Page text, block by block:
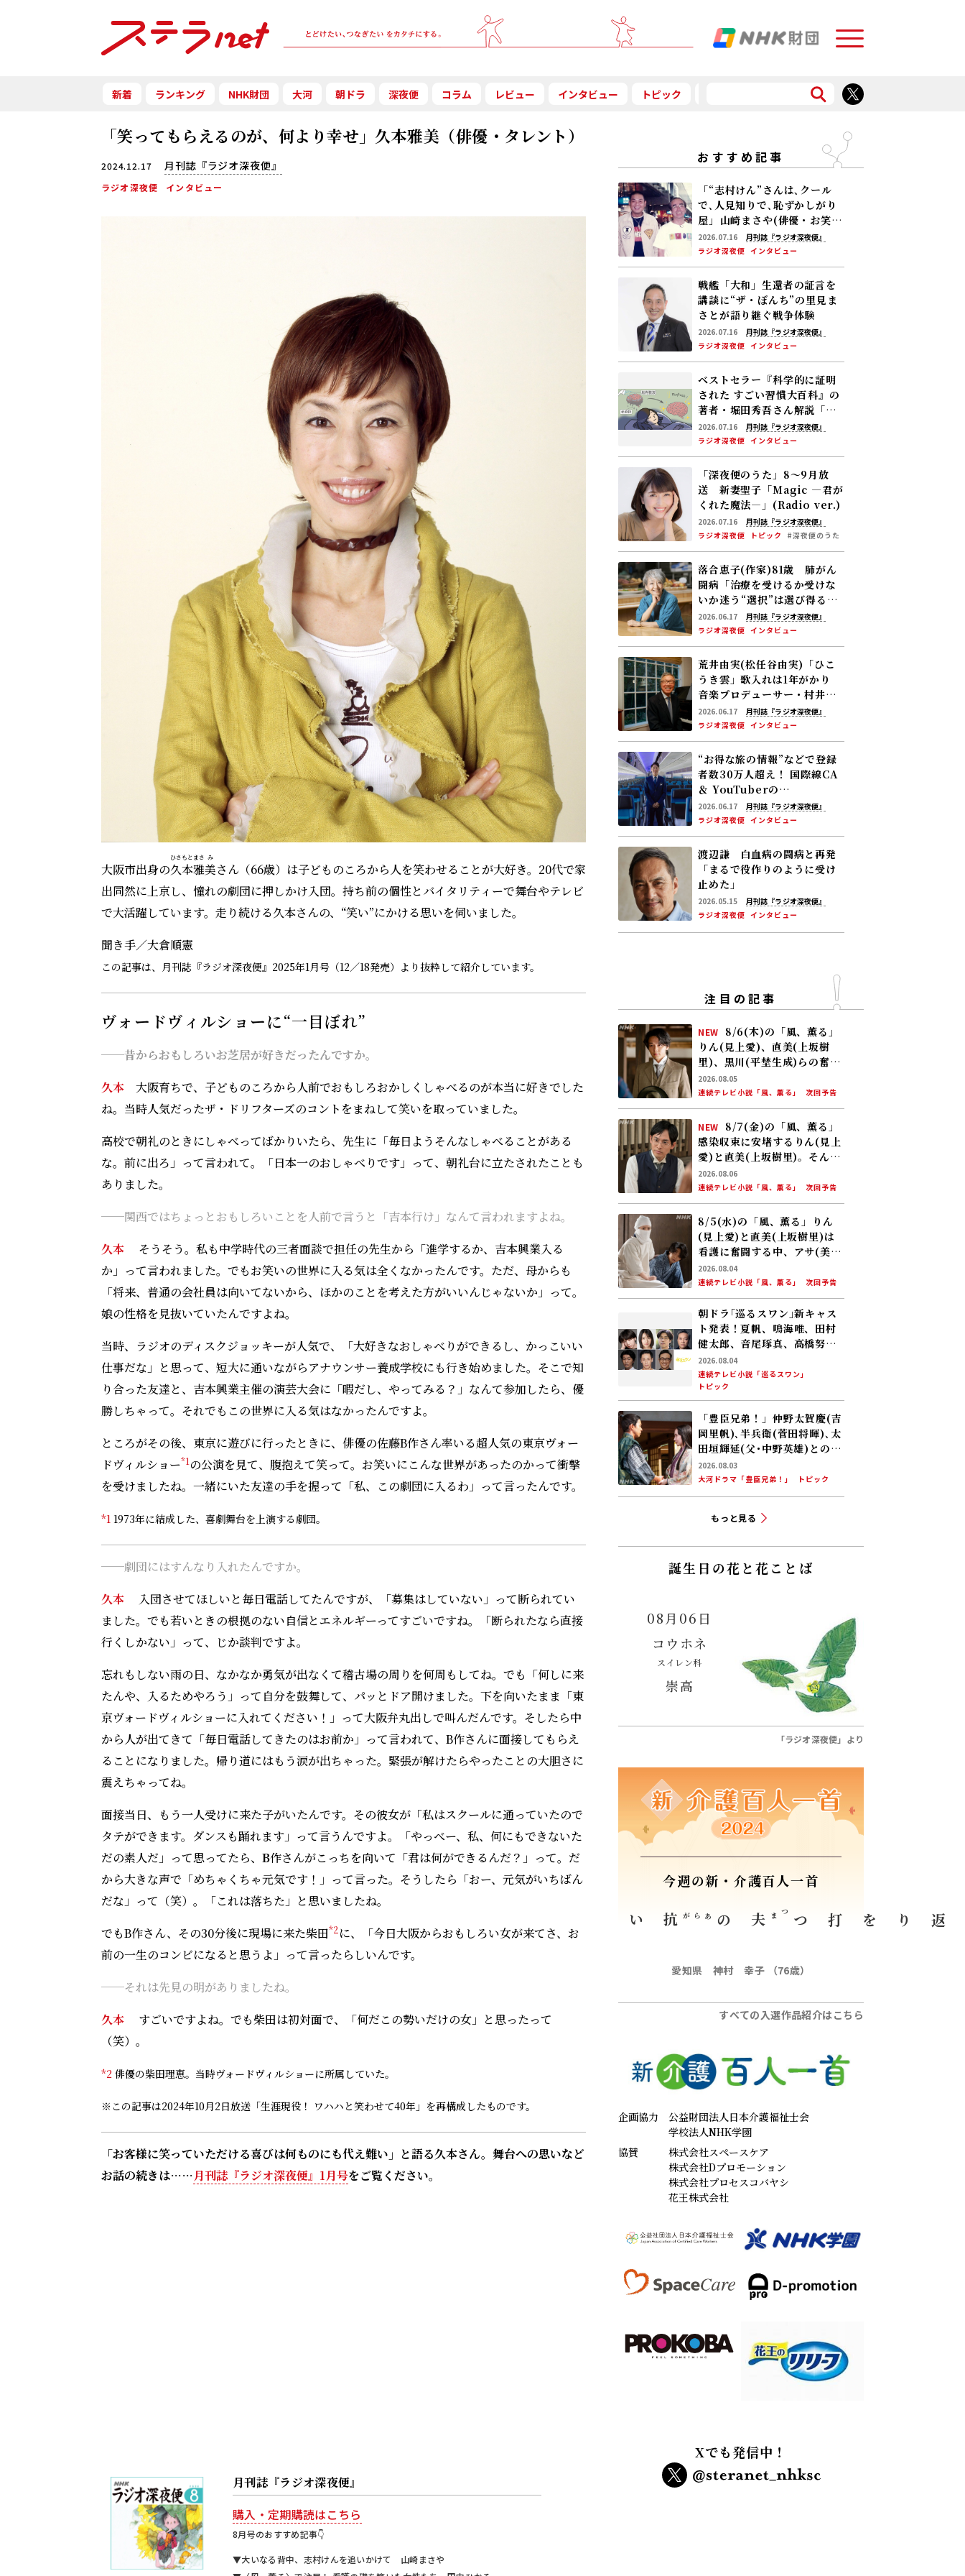
Menu
新着 ランキング NHK財団 大河 朝ドラ 深夜便 コラム レビュー インタビュー トピック
「笑ってもらえるのが、何より幸せ」久本雅美（俳優・タレント）
2024.12.17 月刊誌『ラジオ深夜便』
ラジオ深夜便 インタビュー
大阪市出身の久本
ひさもと
雅
まさ
美
み
さん（66歳）は子どものころから人を笑わせることが大好き。20代で家
出同然に上京し、憧れの劇団に押しかけ入団。持ち前の個性とバイタリティーで舞台やテレビ
で大活躍しています。走り続ける久本さんの、“笑い”にかける思いを伺いました。
聞き手／大倉順憲
この記事は、月刊誌『ラジオ深夜便』2025年1月号（12／18発売）より抜粋して紹介しています。
ヴォードヴィルショーに“一目ぼれ”
──昔からおもしろいお芝居が好きだったんですか。
久本 大阪育ちで、子どものころから人前でおもしろおかしくしゃべるのが本当に好きでした
ね。当時人気だったザ・ドリフターズのコントをまねして笑いを取っていました。
高校で朝礼のときにしゃべってばかりいたら、先生に「毎日ようそんなしゃべることがある
な。前に出ろ」って言われて。「日本一のおしゃべりです」って、朝礼台に立たされたことも
ありました。
──関西ではちょっとおもしろいことを人前で言うと「吉本行け」なんて言われますよね。
久本
そうそう。私も中学時代の三者面談で担任の先生から「進学するか、吉本興業入る
か」って言われました。でもお笑いの世界に入る気は全くなかったんです。ただ、母からも
「将来、普通の会社員は向いてないから、ほかのことを考えた方がいいんじゃないか」って。
娘の性格を見抜いていたんですよね。
当時、ラジオのディスクジョッキーが人気で、「大好きなおしゃべりができるし、かっこいい
仕事だな」と思って、短大に通いながらアナウンサー養成学校にも行き始めました。そこで知
り合った友達と、吉本興業主催の演芸大会に「暇だし、やってみる？」なんて参加したら、優
勝しちゃって。それでもこの世界に入る気はなかったんですよ。
ところがその後、東京に遊びに行ったときに、俳優の佐藤B作さん率いる超人気の東京ヴォー
ドヴィルショー*1の公演を見て、腹抱えて笑って。お笑いにこんな世界があったのかって衝撃
を受けましたね。一緒にいた友達の手を握って「私、この劇団に入るわ」って言ったんです。
*1 1973年に結成した、喜劇舞台を上演する劇団。
──劇団にはすんなり入れたんですか。
久本 入団させてほしいと毎日電話してたんですが、「募集はしていない」って断られてい
ました。でも若いときの根拠のない自信とエネルギーってすごいですね。「断られたなら直接
行くしかない」って、じか談判ですよ。
忘れもしない雨の日、なかなか勇気が出なくて稽古場の周りを何周もしてね。でも「何しに来
たんや、入るためやろう」って自分を鼓舞して、パッとドア開けました。下を向いたまま「東
京ヴォードヴィルショーに入れてください！」って大阪弁丸出しで叫んだんです。そしたら中
から人が出てきて「毎日電話してきたのはお前か」って言われて、B作さんに面接してもらえ
ることになりました。帰り道にはもう涙が出ちゃった。緊張が解けたらやったことの大胆さに
震えちゃってね。
面接当日、もう一人受けに来た子がいたんです。その彼女が「私はスクールに通っていたので
タテができます。ダンスも踊れます」って言うんですよ。「やっべー、私、何にもできないた
だの素人だ」って思ってたら、 B作さんがこっちを向いて「君は何ができるんだ？」って。だ
から大きな声で「めちゃくちゃ元気です！」って言った。そうしたら「おー、元気がいちばん
だな」って（笑）。「これは落ちた」と思いましたね。
でもB作さん、その30分後に現場に来た柴田*2に、「今日大阪からおもしろい女が来てさ、お
前の一生のコンビになると思うよ」って言ったらしいんです。
──それは先見の明がありましたね。
久本
すごいですよね。でも柴田は初対面で、「何だこの勢いだけの女」と思ったって
（笑）。
*2 俳優の柴田理恵。当時ヴォードヴィルショーに所属していた。
※この記事は2024年10月2日放送「生涯現役！ ワハハと笑わせて40年」 を再構成したものです。
「お客様に笑っていただける喜びは何ものにも代え難い」と語る久本さん。舞台への思いなど
お話の続きは……月刊誌『ラジオ深夜便』1月号をご覧ください。
月刊誌『ラジオ深夜便』
購入・定期購読はこちら
8月号のおすすめ記事👇
▼大いなる背中、志村けんを追いかけて 山崎まさや
おすすめ記事
「“志村けん”さんは､クール
で､人見知りで､恥ずかしがり
屋」――山崎まさや(俳優・お笑い
芸人)が付き人として過ごした
5年の日々を語る
2026.07.16
月刊誌『ラジオ深夜便』
ラジオ深夜便 インタビュー
戦艦「大和」生還者の証言を
講談に――“ザ・ぼんち”の里見ま
さとが語り継ぐ戦争体験
2026.07.16
月刊誌『ラジオ深夜便』
ラジオ深夜便 インタビュー
ベストセラー『科学的に証明
された すごい習慣大百科』の
著者・堀田秀吾さん解説「睡
眠で脳の“ごみ”を洗い流す」――
認知症リスクを下げる休養の
新常識
2026.07.16
月刊誌『ラジオ深夜便』
ラジオ深夜便 インタビュー
「深夜便のうた」8～9月放
送 新妻聖子「Magic ―君が
くれた魔法―」(Radio ver.)
2026.07.16
月刊誌『ラジオ深夜便』
ラジオ深夜便
トピック #深夜便のうた
落合恵子(作家)81歳 肺がん
闘病「治療を受けるか受けな
いか迷う――“選択”は選び得るも
のがあって初めてできる」
2026.06.17
月刊誌『ラジオ深夜便』
ラジオ深夜便 インタビュー
荒井由実(松任谷由実)「ひこ
うき雲」歌入れは1年がかり
音楽プロデューサー・村井邦
彦が語る“ユーミン､YMO 誕
生秘話”
2026.06.17
月刊誌『ラジオ深夜便』
ラジオ深夜便 インタビュー
“お得な旅の情報”などで登録
者数30万人超え！ 国際線CA
＆ YouTuberの
Ryucrew(リュークルー) さ
ん――旅の豆知識がどんどん蓄積‼
2026.06.17
月刊誌『ラジオ深夜便』
ラジオ深夜便 インタビュー
渡辺謙 白血病の闘病と再発
「まるで役作りのように受け
止めた」
2026.05.15
月刊誌『ラジオ深夜便』
ラジオ深夜便 インタビュー
注目の記事
NEW
8/6(木)の「風、薫る」
りん(見上愛)、直美(上坂樹
里)、黒川(平埜生成)らの奮闘
に、村人たちも理解を示し始
める。しかし、アサ(美山加
恋)の容体はなかなか改善せ
ず……
2026.08.05
連続テレビ小説「風、薫る」
次回予告
NEW
8/7(金)の「風、薫る」
感染収束に安堵するりん(見上
愛)と直美(上坂樹里)。そんな
中、黒川(平埜生成)がりんに
ある提案をする
2026.08.06
連続テレビ小説「風、薫る」
次回予告
8/5(水)の「風、薫る」りん
(見上愛)と直美(上坂樹里)は
看護に奮闘する中、アサ(美山
加恋)の夫・太助(板橋駿谷)が
避病院にやってくる
2026.08.04
連続テレビ小説「風、薫る」
次回予告
朝ドラ｢巡るスワン｣新キャス
ト発表！夏帆、鳴海唯、田村
健太郎、音尾琢真、高橋努、
大倉孝二、角田晃広――主人公･美
咲(森田望智)が交流する警察
署の人々 2027年度前期放送
2026.08.04
連続テレビ小説「巡るスワン」
トピック
「豊臣兄弟！」仲野太賀――慶(吉
岡里帆)､半兵衛(菅田将暉)､太
田垣輝延(父･中野英雄)とのシ
ーンを振り返る！
2026.08.03
大河ドラマ「豊臣兄弟！」
トピック
もっと見る
誕生日の花と花ことば
08月06日
コウホネ
スイレン科
崇高
「ラジオ深夜便」より
今週の新・介護百人一首
寝返りを打つ
夫 つま
の
抗 あらが
い
愛知県 神村 幸子 （76歳）
すべての入選作品紹介はこちら
企画協力
公益財団法人日本介護福祉士会
学校法人NHK学園
協賛
株式会社スペースケア
株式会社Dプロモーション
株式会社プロセスコバヤシ
花王株式会社
Xでも発信中！